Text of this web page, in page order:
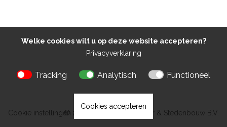
Welke cookies wilt u op deze website accepteren?
Privacyverklaring
Tracking Analytisch Functioneel
Cookies accepteren
Cookie instellingen© 2026 Kokon Architectuur & Stedenbouw B.V.